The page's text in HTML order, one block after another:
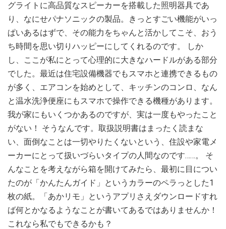
グライトに高品質なスピーカーを搭載した照明器具であ
り、なにせパナソニックの製品。きっとすごい機能がいっ
ぱいあるはずで、その能力をちゃんと活かしてこそ、おう
ち時間を思い切りハッピーにしてくれるのです。 しか
し、ここが私にとって心理的に大きなハードルがある部分
でした。最近は住宅設備機器でもスマホと連携できるもの
が多く、エアコンを始めとして、キッチンのコンロ、なん
と温水洗浄便座にもスマホで操作できる機種があります。
我が家にもいくつかあるのですが、実は一度もやったこと
がない！ そうなんです。取扱説明書はまったく読まな
い、面倒なことは一切やりたくないという、住設や家電メ
ーカーにとって扱いづらいタイプの人間なのです……。 そ
んなことを考えながら箱を開けてみたら、最初に目につい
たのが「かんたんガイド」というカラーのペラっとした1
枚の紙。「あかリモ」というアプリさえダウンロードすれ
ば何とかなるようなことが書いてあるではありませんか！
これなら私でもできるかも？